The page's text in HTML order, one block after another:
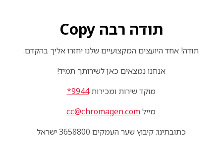
תודה רבה Copy
תודה! אחד היועצים המקצועיים שלנו יחזרו אליך בהקדם.
אנחנו נמצאים כאן לשירותך תמיד!
מוקד שירות ומכירות9944*
מיילcc@chromagen.com
כתובתינו: קיבוץ שער העמקים 3658800 ישראל